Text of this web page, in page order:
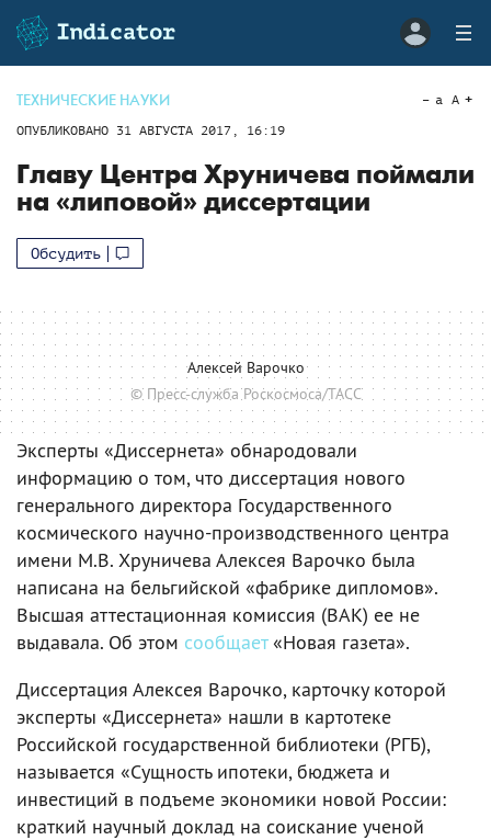
ТЕХНИЧЕСКИЕ НАУКИ
ОПУБЛИКОВАНО 31 АВГУСТА 2017, 16:19
a A
Главу Центра Хруничева поймали
на «липовой» диссертации
Обсудить
Алексей Варочко
© Пресс-служба Роскосмоса/ТАСС
Эксперты «Диссернета» обнародовали
информацию о том, что диссертация нового
генерального директора Государственного
космического научно-производственного центра
имени М.В. Хруничева Алексея Варочко была
написана на бельгийской «фабрике дипломов».
Высшая аттестационная комиссия (ВАК) ее не
выдавала. Об этом сообщает«Новая газета».
Диссертация Алексея Варочко, карточку которой
эксперты «Диссернета» нашли в картотеке
Российской государственной библиотеки (РГБ),
называется «Сущность ипотеки, бюджета и
инвестиций в подъеме экономики новой России:
краткий научный доклад на соискание ученой